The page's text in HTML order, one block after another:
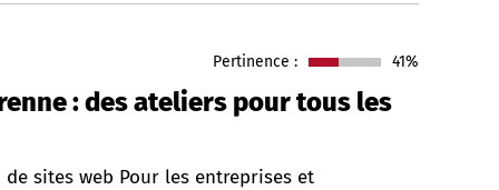
: des ateliers pour tous les
Pertinence : 41%
sites web Pour les entreprises et